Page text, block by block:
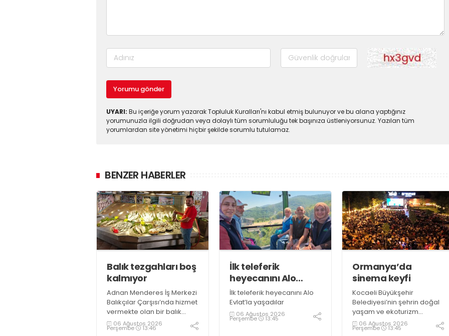
Yorumu gönder
UYARI: Bu içeriğe yorum yazarak Topluluk Kuralları'nı kabul etmiş bulunuyor ve bu alana yaptığınız
yorumunuzla ilgili doğrudan veya dolaylı tüm sorumluluğu tek başınıza üstleniyorsunuz. Yazılan tüm
yorumlardan site yönetimi hiçbir şekilde sorumlu tutulamaz.
BENZER HABERLER
Balık tezgahları boş
kalmıyor
Adnan Menderes İş Merkezi
Balıkçılar Çarşısı’nda hizmet
vermekte olan bir balık
restoranının işletme
sahiplerinden Emrah
06 Ağustos 2026
Perşembe 13:46
İlk teleferik
heyecanını Alo
Evlat’la yaşadılar
İlk teleferik heyecanını Alo
Evlat’la yaşadılar
06 Ağustos 2026
Perşembe 13:45
Ormanya’da
sinema keyfi
Kocaeli Büyükşehir
Belediyesi’nin şehrin doğal
yaşam ve ekoturizm
merkezi Ormanya’da
düzenlediği “Gece
06 Ağustos 2026
Perşembe 13:45